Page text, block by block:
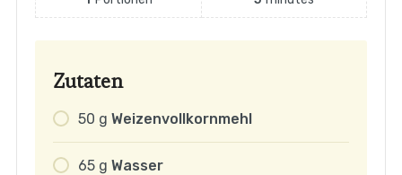
Zutaten
50 g Weizenvollkornmehl
65 g Wasser